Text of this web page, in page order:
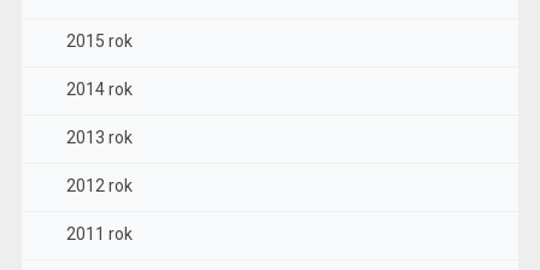
2015 rok
2014 rok
2013 rok
2012 rok
2011 rok